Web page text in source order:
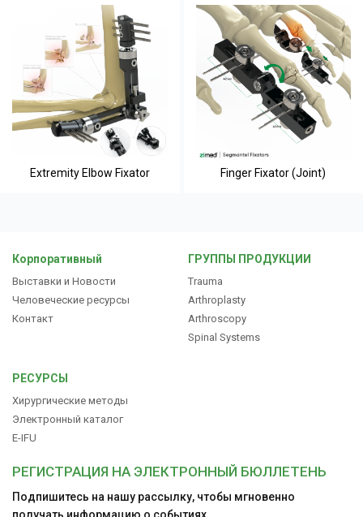
Extremity Elbow Fixator Finger Fixator (Joint)
Корпоративный
Выставки и Новости
Человеческие ресурсы
Контакт
ГРУППЫ ПРОДУКЦИИ
Trauma
Arthroplasty
Arthroscopy
Spinal Systems
РЕСУРСЫ
Хирургические методы
Электронный каталог
E-IFU
РЕГИСТРАЦИЯ НА ЭЛЕКТРОННЫЙ БЮЛЛЕТЕНЬ
Подпишитесь на нашу рассылку, чтобы мгновенно